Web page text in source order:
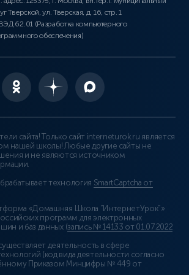
Тверской, ул. Тверская, д. 16, стр. 1
62.01 (Разработка компьютерного
обеспечения)
сайта! Только сайт interneturok.ru является
нашей школы! Любые другие сайты не
и не являются источником
технология SmartCaptcha от
«Домашняя Школа “ИнтернетУрок”»
программ для электронных
и баз данных (запись № 14133 от 01.07.2022
деятельность в сфере
(код вида деятельности согласно
Приказом Минцифры № 449 от